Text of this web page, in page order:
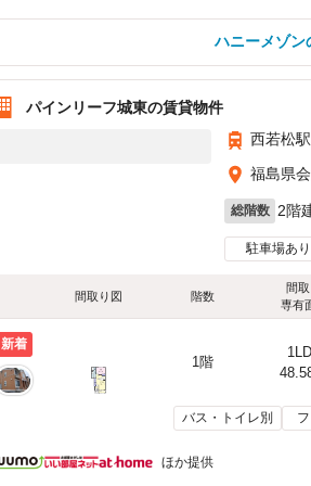
ハニーメゾン
パインリーフ城東の賃貸物件
西若松
福島県
総階数 2階
駐車場あり
間取り図 階数
間取
専有
新着
1階
バス・トイレ別
ほか提供